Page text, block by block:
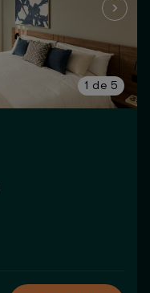
1 de 5